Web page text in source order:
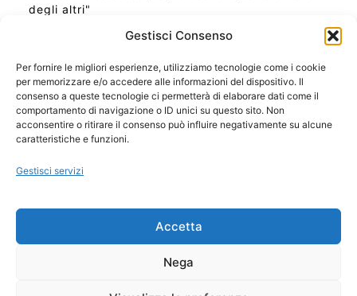
Gestisci Consenso
Per fornire le migliori esperienze, utilizziamo tecnologie come i cookie
per memorizzare e/o accedere alle informazioni del dispositivo. Il
consenso a queste tecnologie ci permetterà di elaborare dati come il
comportamento di navigazione o ID unici su questo sito. Non
acconsentire o ritirare il consenso può influire negativamente su alcune
caratteristiche e funzioni.
Gestisci servizi
Accetta
Nega
degli altri"
Ora Esatta in Italia in questo momento
Ti Senti Strano Ultimamente? Potrebbe Essere per
la Risonanza di Schumann
Come Sapere Se Stai Ascendendo alla Quinta
Copyright 2026 NotiziePlus.com
📰 Contenuto Umano Verificato
Privacy Coockie
Pubblicità